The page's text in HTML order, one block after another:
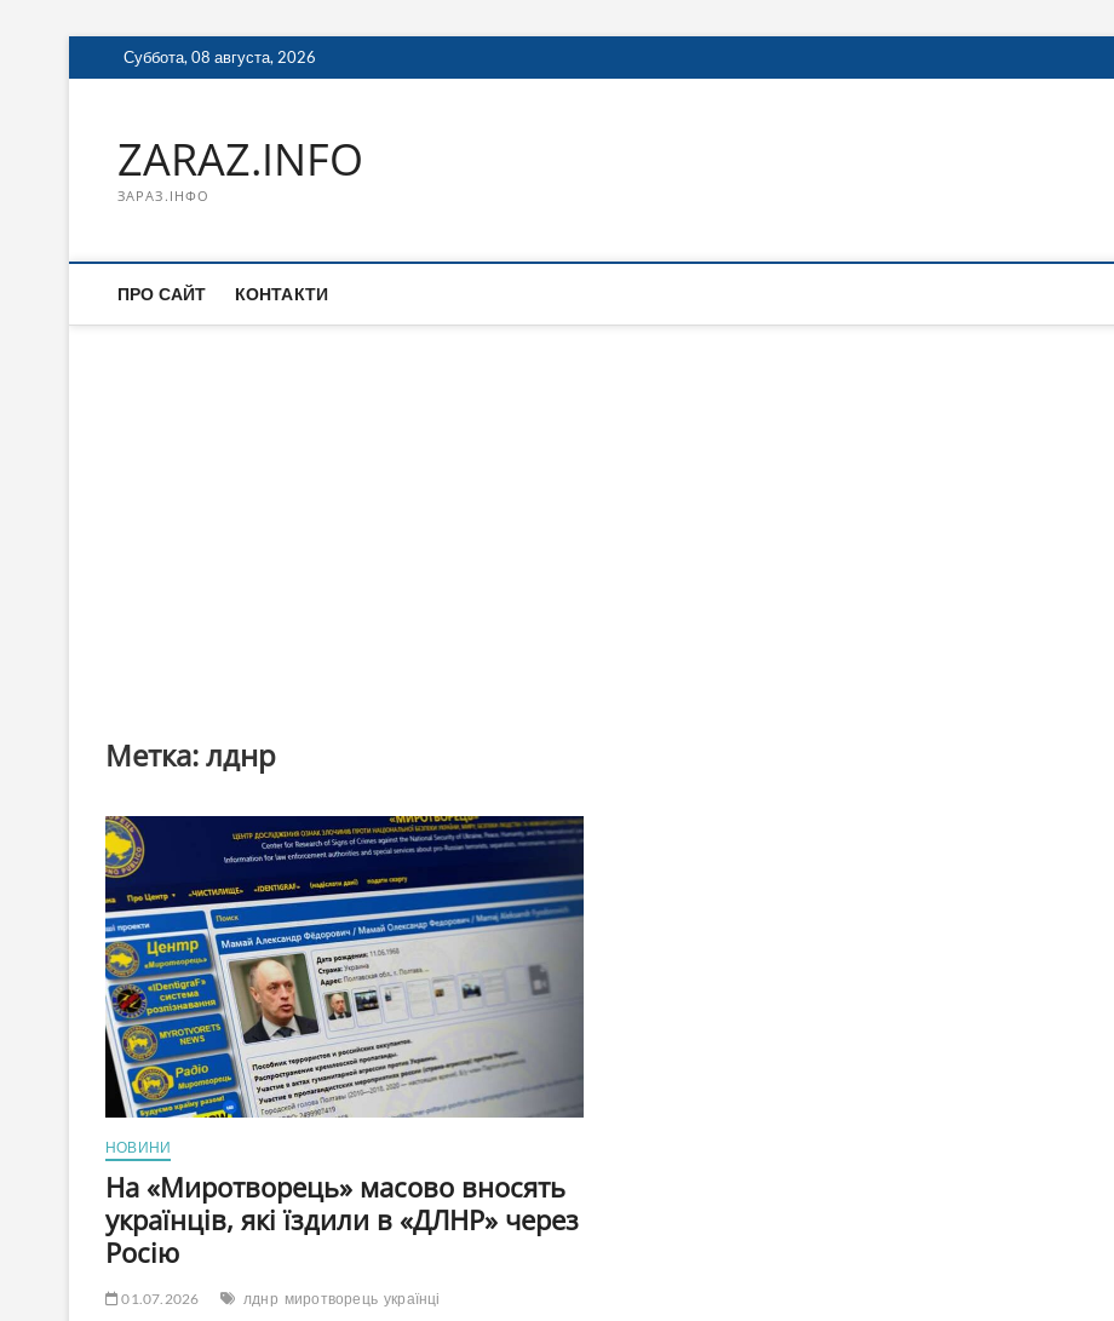
Перейти
к
Суббота, 08 августа, 2026
ZARAZ.INFO
ЗАРАЗ.ІНФО
ПРО САЙТ КОНТАКТИ
Метка:лднр
НОВИНИ
На «Миротворець» масово вносять
українців, які їздили в «ДЛНР» через
Росію
01.07.2026 лднр миротворець українці